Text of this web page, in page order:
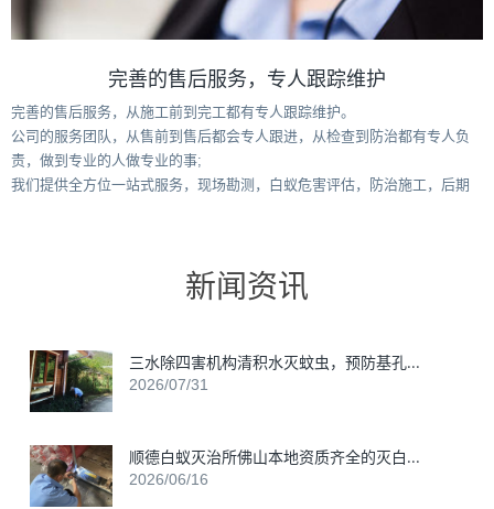
完善的售后服务，专人跟踪维护
完善的售后服务，从施工前到完工都有专人跟踪维护。
公司的服务团队，从售前到售后都会专人跟进，从检查到防治都有专人负
责，做到专业的人做专业的事;
我们提供全方位一站式服务，现场勘测，白蚁危害评估，防治施工，后期
新闻资讯
三水除四害机构清积水灭蚊虫，预防基孔...
2026/07/31
顺德白蚁灭治所佛山本地资质齐全的灭白...
2026/06/16